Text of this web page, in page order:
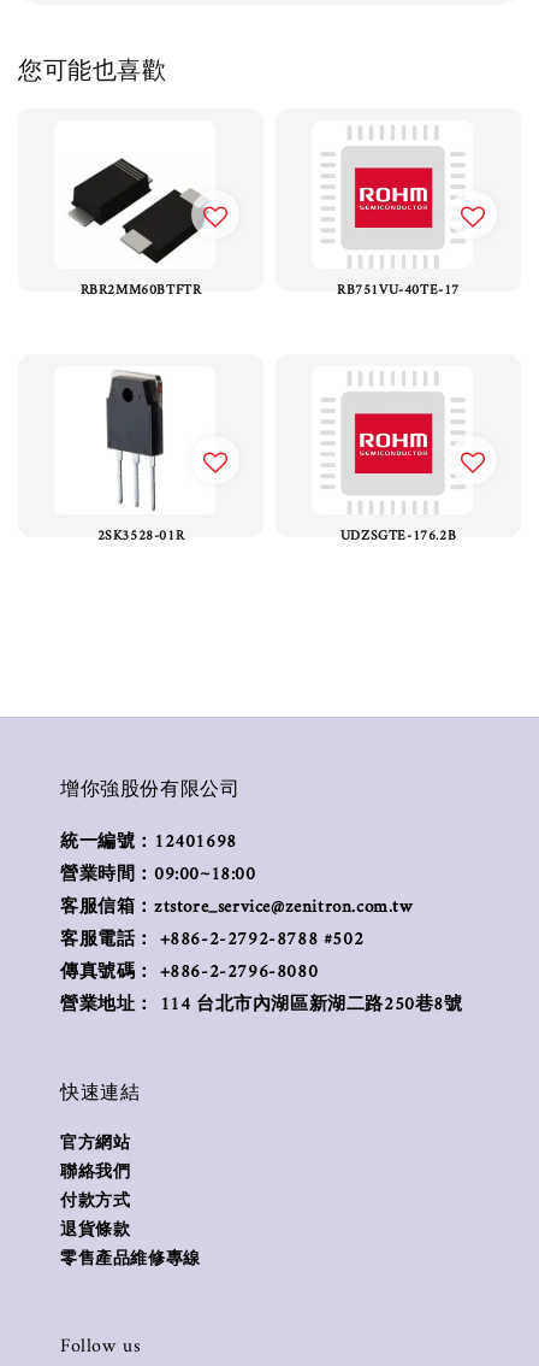
您可能也喜歡
RBR2MM60BTFTR RB751VU-40TE-17
2SK3528-01R UDZSGTE-176.2B
增你強股份有限公司
統一編號：12401698
營業時間：09:00~18:00
客服信箱：ztstore_service@zenitron.com.tw
客服電話： +886-2-2792-8788 #502
傳真號碼： +886-2-2796-8080
營業地址： 114 台北市內湖區新湖二路250巷8號
快速連結
官方網站
聯絡我們
付款方式
退貨條款
零售產品維修專線
Follow us